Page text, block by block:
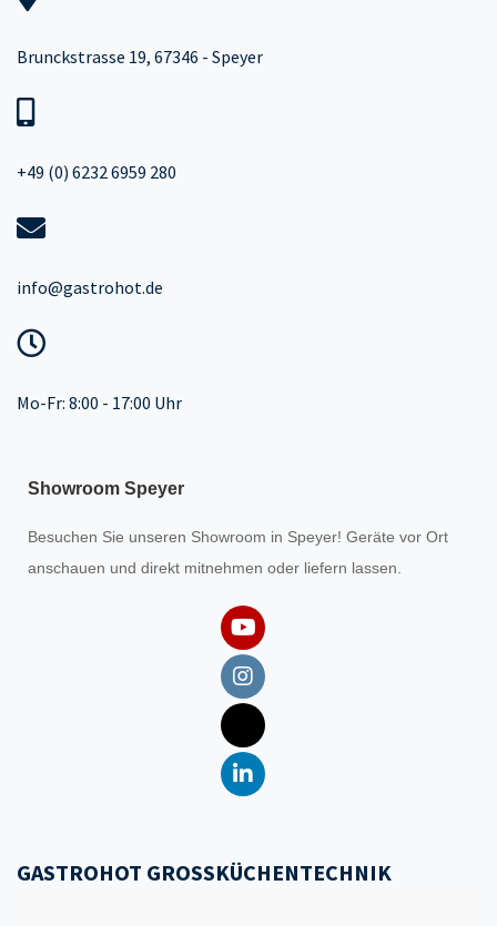
Brunckstrasse 19, 67346 - Speyer
+49 (0) 6232 6959 280
info@gastrohot.de
Mo-Fr: 8:00 - 17:00 Uhr
Showroom Speyer
Besuchen Sie unseren Showroom in Speyer! Geräte vor Ort
anschauen und direkt mitnehmen oder liefern lassen.
GASTROHOT GROSSKÜCHENTECHNIK